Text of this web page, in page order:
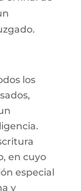
los
en cuyo
especial
y